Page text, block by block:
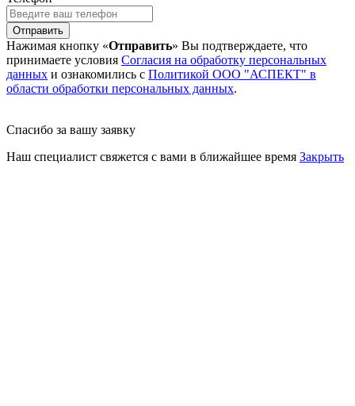
Отправить
Нажимая кнопку «Отправить» Вы подтверждаете, что
принимаете условия Согласия на обработку персональных
данных и ознакомились с Политикой ООО "АСПЕКТ" в
области обработки персональных данных.
Спасибо за вашу заявку
Наш специалист свяжется с вами в ближайшее время Закрыть